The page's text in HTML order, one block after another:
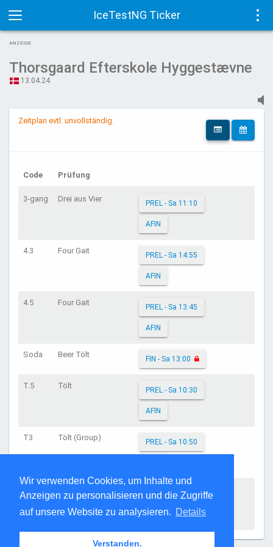
Wir verwenden Cookies, um Inhalte und
Anzeigen zu personalisieren und die Zugriffe
auf unsere Website zu analysieren. Details
Verstanden.
IceTestNG Ticker
Toggle
navigation
ANZEIGE
Thorsgaard Efterskole Hyggestævne
13.04.24
Zeitplan evtl. unvollständig.
Code Prüfung
3-gang Drei aus Vier PREL - Sa 11:10
AFIN
4.3 Four Gait PREL - Sa 14:55
AFIN
4.5 Four Gait PREL - Sa 13:45
AFIN
Soda Beer Tölt FIN - Sa 13:00
T.5 Tölt PREL - Sa 10:30
AFIN
T3 Tölt (Group) PREL - Sa 10:50
T8 PREL - Sa 09:00
AFIN